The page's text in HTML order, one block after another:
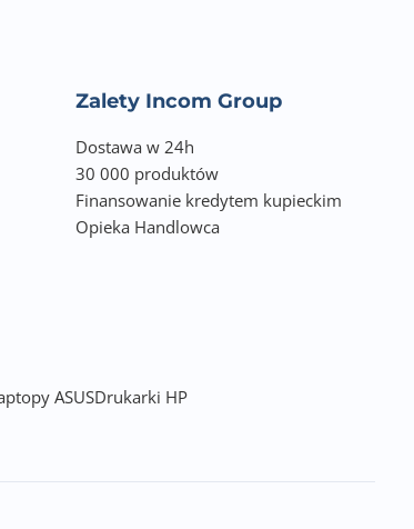
Zalety Incom Group
Dostawa w 24h
30 000 produktów
Finansowanie kredytem kupieckim
Opieka Handlowca
ASUSDrukarki HP